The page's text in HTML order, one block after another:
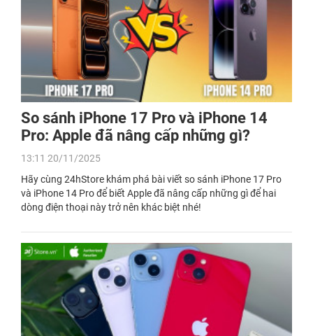
So sánh iPhone 17 Pro và iPhone 14
Pro: Apple đã nâng cấp những gì?
13:11 20/11/2025
Hãy cùng 24hStore khám phá bài viết so sánh iPhone 17 Pro
và iPhone 14 Pro để biết Apple đã nâng cấp những gì để hai
dòng điện thoại này trở nên khác biệt nhé!